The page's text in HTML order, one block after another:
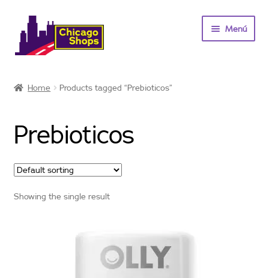
Saltar
navegación
al
contenido
Menú
Ofertas
Contacto
Home Products tagged “Prebioticos”
Prebioticos
Showing the single result